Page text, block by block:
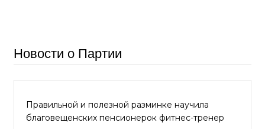
Новости о Партии
Правильной и полезной разминке научила
благовещенских пенсионерок фитнес-тренер